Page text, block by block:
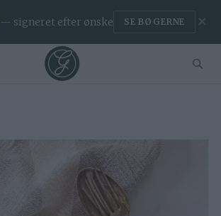
— signeret efter ønske SE BØGERNE ✕